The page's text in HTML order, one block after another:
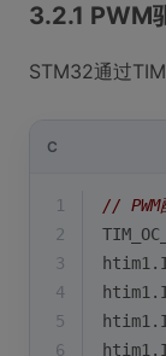
3.2.1 PWM
STM32通过
C
1
// PWM
2
3
4
5
6